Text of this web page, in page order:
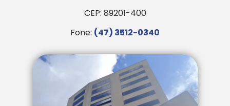
CEP: 89201-400
Fone: (47) 3512-0340